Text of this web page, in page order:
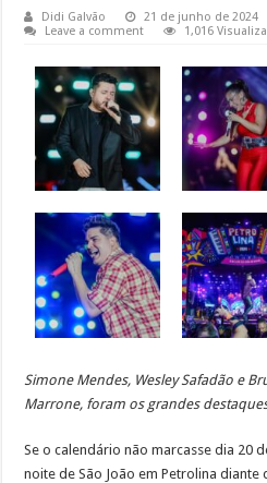
Didi Galvão 21 de junho de 2024
Leave a comment
1,016
Simone Mendes, Wesley Safadão e
Marrone, foram os grandes
Se o calendário não marcasse dia 20
noite de São João em Petrolina